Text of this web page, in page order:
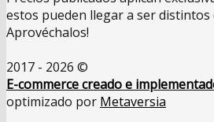
estos pueden llegar a ser distintos
Aprovéchalos!
2017 - 2026 ©
E-commerce creado e
optimizado por Metaversia